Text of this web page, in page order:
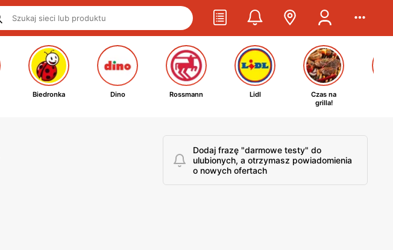
Biedronka Dino Rossmann Lidl
Czas na
grilla!
Dodaj frazę "darmowe testy" do
ulubionych, a otrzymasz powiadomienia
o nowych ofertach